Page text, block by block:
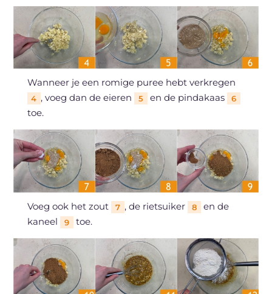
Wanneer je een romige puree hebt verkregen
4 , voeg dan de eieren 5 en de pindakaas 6
toe.
Voeg ook het zout 7 , de rietsuiker 8
en de
kaneel
9 toe.